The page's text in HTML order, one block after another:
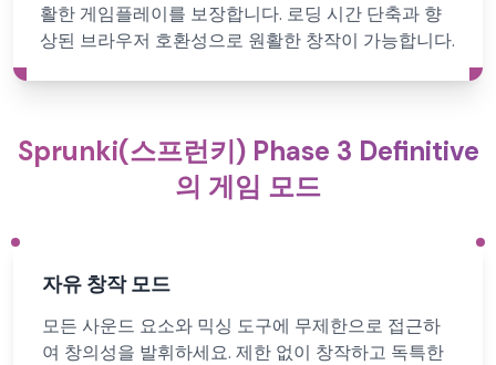
활한 게임플레이를 보장합니다. 로딩 시간 단축과 향
상된 브라우저 호환성으로 원활한 창작이 가능합니다.
Sprunki(스프런키) Phase 3 Definitive
의 게임 모드
자유 창작 모드
모든 사운드 요소와 믹싱 도구에 무제한으로 접근하
여 창의성을 발휘하세요. 제한 없이 창작하고 독특한